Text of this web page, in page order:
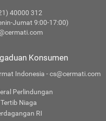
40000 312
Jumat 9:00-17:00)
Konsumen
Indonesia - cs@cermati.com
Perlindungan
Niaga
RI